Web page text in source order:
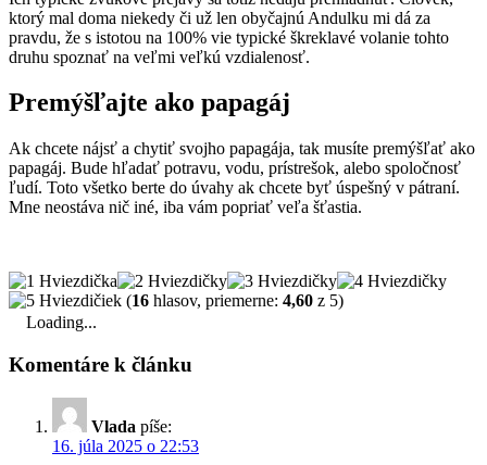
ktorý mal doma niekedy či už len obyčajnú Andulku mi dá za
pravdu, že s istotou na 100% vie typické škreklavé volanie tohto
druhu spoznať na veľmi veľkú vzdialenosť.
Premýšľajte ako papagáj
Ak chcete nájsť a chytiť svojho papagája, tak musíte premýšľať ako
papagáj. Bude hľadať potravu, vodu, prístrešok, alebo spoločnosť
ľudí. Toto všetko berte do úvahy ak chcete byť úspešný v pátraní.
Mne neostáva nič iné, iba vám popriať veľa šťastia.
(16 hlasov, priemerne: 4,60 z 5)
Loading...
Komentáre k článku
Vlada píše:
16. júla 2025 o 22:53